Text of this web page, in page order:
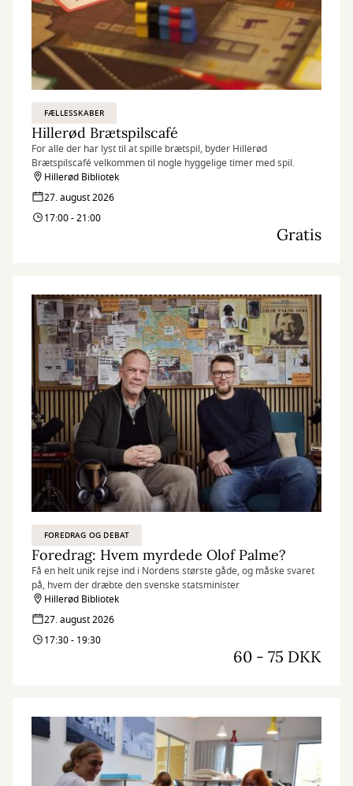
FÆLLESSKABER
Hillerød Brætspilscafé
For alle der har lyst til at spille brætspil, byder Hillerød
Brætspilscafé velkommen til nogle hyggelige timer med spil.
Hillerød Bibliotek
27. august 2026
17:00 - 21:00
Gratis
FOREDRAG OG DEBAT
Foredrag: Hvem myrdede Olof Palme?
Få en helt unik rejse ind i Nordens største gåde, og måske svaret
på, hvem der dræbte den svenske statsminister
Hillerød Bibliotek
27. august 2026
17:30 - 19:30
60 - 75 DKK